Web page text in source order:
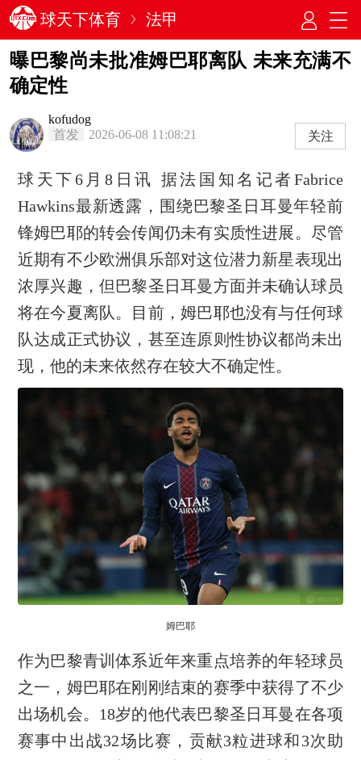
球天下体育 法甲
曝巴黎尚未批准姆巴耶离队 未来充满不
确定性
kofudog
首发
2026-06-08 11:08:21 关注
球天下6月8日讯 据法国知名记者Fabrice
Hawkins最新透露，围绕巴黎圣日耳曼年轻前
锋姆巴耶的转会传闻仍未有实质性进展。尽管
近期有不少欧洲俱乐部对这位潜力新星表现出
浓厚兴趣，但巴黎圣日耳曼方面并未确认球员
将在今夏离队。目前，姆巴耶也没有与任何球
队达成正式协议，甚至连原则性协议都尚未出
现，他的未来依然存在较大不确定性。
姆巴耶
作为巴黎青训体系近年来重点培养的年轻球员
之一，姆巴耶在刚刚结束的赛季中获得了不少
出场机会。18岁的他代表巴黎圣日耳曼在各项
赛事中出战32场比赛，贡献3粒进球和3次助